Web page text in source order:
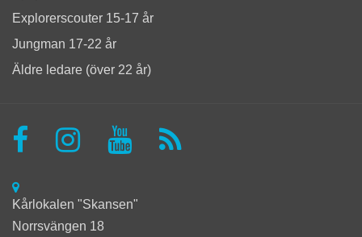
Explorerscouter 15-17 år
Jungman 17-22 år
Äldre ledare (över 22 år)
Kårlokalen "Skansen"
Norrsvängen 18